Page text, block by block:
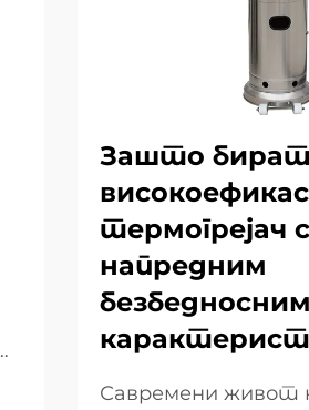
Зашто
термогрејач
напредним
безбедносним
Савремени живот